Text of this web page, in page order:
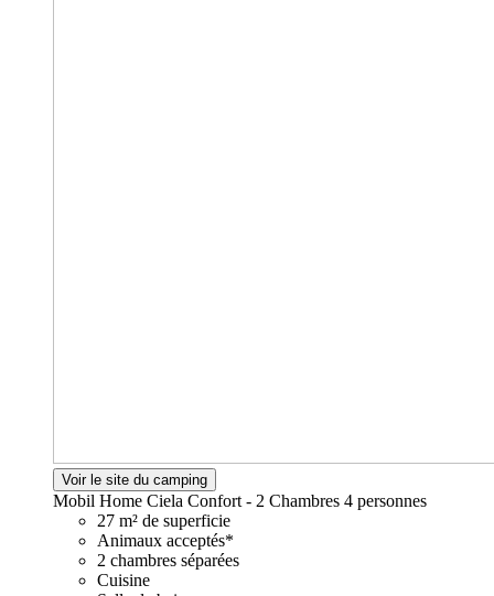
Voir le site du camping
Mobil Home Ciela Confort - 2 Chambres 4 personnes
27 m² de superficie
Animaux acceptés*
2 chambres séparées
Cuisine